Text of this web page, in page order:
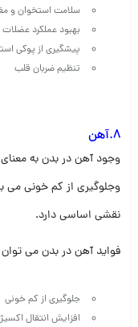
سلامت استخوان و
بهبود عملکرد عضلات
پیشگیری از پوکی
تنظیم ضربان قلب
8.آهن
وجود آهن در بدن به
وجلوگیری از کم خونی می
نقشی اساسی دارد.
فواید آهن در بدن می توان
جلوگیری از کم خونی
افزایش انتقال